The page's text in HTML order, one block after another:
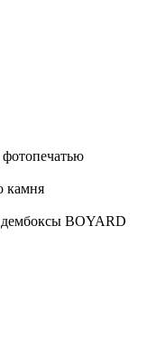
камня
BOYARD